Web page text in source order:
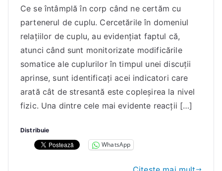
o
b
D
a
l
e
a
Ce se întâmplă în corp când ne certăm cu
partenerul de cuplu. Cercetările în domeniul
relațiilor de cuplu, au evidențiat faptul că,
atunci când sunt monitorizate modificările
somatice ale cuplurilor în timpul unei discuții
aprinse, sunt identificați acei indicatori care
arată cât de stresantă este copleșirea la nivel
fizic. Una dintre cele mai evidente reacții […]
Distribuie
WhatsApp